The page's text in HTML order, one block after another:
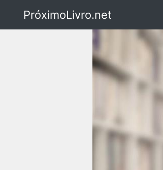
PróximoLivro.net